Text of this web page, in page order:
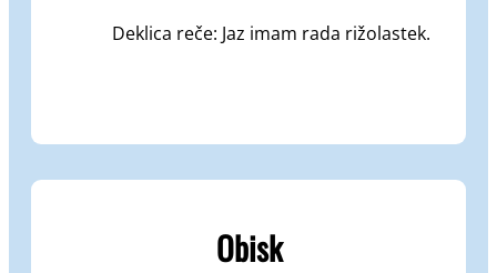
Deklica reče: Jaz imam rada rižolastek.
Obisk